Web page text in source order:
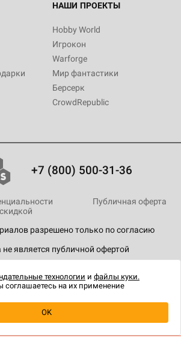
Купить| 4 990 ₽
НАШИ ПРОЕКТЫ
Hobby World
Игрокон
Warforge
Мир фантастики
Берсерк
CrowdRepublic
+7 (800) 500-31-36
разрешено только по согласию
является публичной офертой
Публичная оферта
технологии и файлы куки.
соглашаетесь на их применение
OK